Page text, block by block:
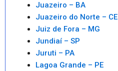
Juazeiro – BA
Juazeiro do Norte – CE
Juiz de Fora – MG
Jundiaí – SP
Juruti – PA
Lagoa Grande – PE